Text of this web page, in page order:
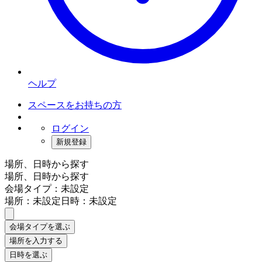
ヘルプ
スペースをお持ちの方
ログイン
新規登録
場所、日時から探す
場所、日時から探す
会場タイプ：未設定
場所：未設定日時：未設定
会場タイプを選ぶ
場所を入力する
日時を選ぶ